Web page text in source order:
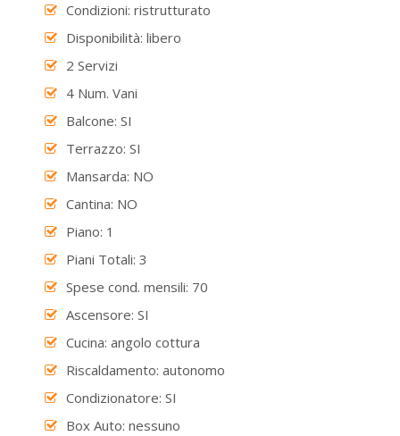
Condizioni: ristrutturato
Disponibilità: libero
2 Servizi
4 Num. Vani
Balcone: SI
Terrazzo: SI
Mansarda: NO
Cantina: NO
Piano: 1
Piani Totali: 3
Spese cond. mensili: 70
Ascensore: SI
Cucina: angolo cottura
Riscaldamento: autonomo
Condizionatore: SI
Box Auto: nessuno